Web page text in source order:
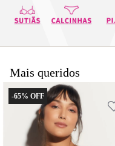
9
sutiã renda
Mais queridos
-65%